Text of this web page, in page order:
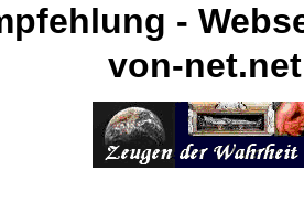
-
von-net.net